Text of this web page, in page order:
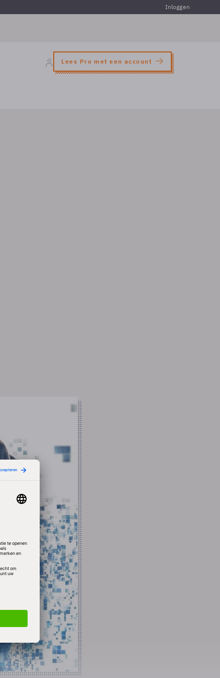
Inloggen
Lees Pro met een account